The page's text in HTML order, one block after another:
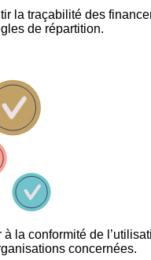
la traçabilité des
de répartition.
à la conformité de
concernées.